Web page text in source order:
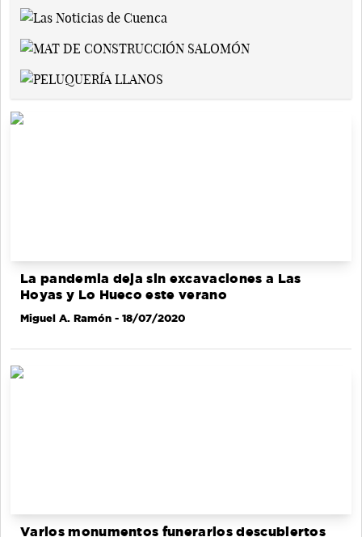
La pandemia deja sin excavaciones a Las
Hoyas y Lo Hueco este verano
Miguel A. Ramón - 18/07/2020
Varios monumentos funerarios descubiertos